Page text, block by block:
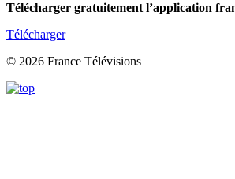
Télécharger gratuitement l’application
Télécharger
© 2026 France Télévisions